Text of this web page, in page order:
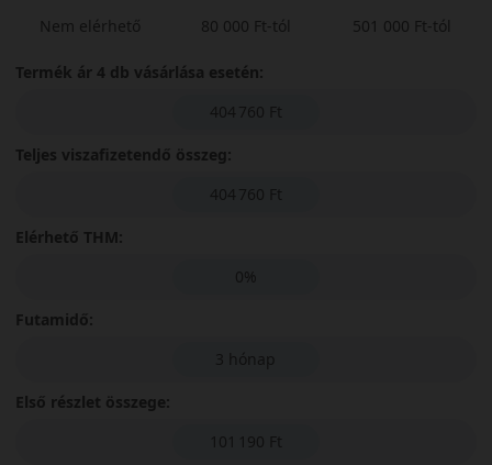
Nem elérhető
80 000 Ft-tól
501 000 Ft-tól
Termék ár 4 db vásárlása esetén:
404 760 Ft
Teljes viszafizetendő összeg:
404 760 Ft
Elérhető THM:
0%
Futamidő:
3 hónap
Első részlet összege:
101 190 Ft